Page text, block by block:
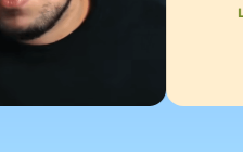
Luca P.,